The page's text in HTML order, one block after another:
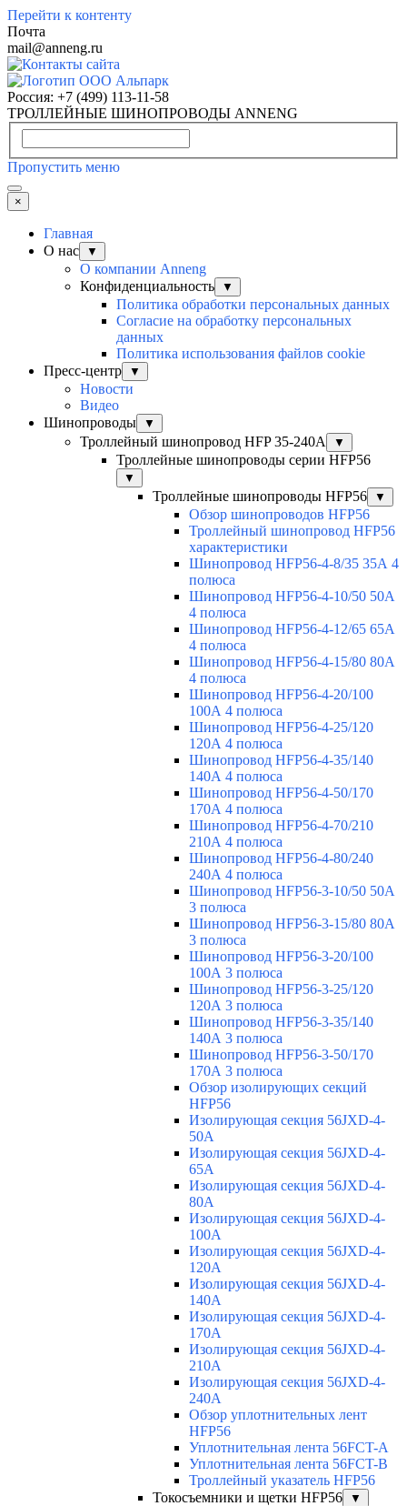
Перейти к контенту
Почта
mail@anneng.ru
Россия: +7 (499) 113-11-58
ТРОЛЛЕЙНЫЕ ШИНОПРОВОДЫ ANNENG
Пропустить меню
×
Главная
О нас
▼
О компании Anneng
Конфиденциальность
▼
Политика обработки персональных данных
Согласие на обработку персональных
данных
Политика использования файлов cookie
Пресс-центр
▼
Новости
Видео
Шинопроводы
▼
Троллейный шинопровод HFP 35-240А ▼
Троллейные шинопроводы серии HFP56
▼
Троллейные шинопроводы HFP56 ▼
Обзор шинопроводов HFP56
Троллейный шинопровод HFP56
характеристики
Шинопровод HFP56-4-8/35 35А 4
полюса
Шинопровод HFP56-4-10/50 50А
4 полюса
Шинопровод HFP56-4-12/65 65А
4 полюса
Шинопровод HFP56-4-15/80 80А
4 полюса
Шинопровод HFP56-4-20/100
100А 4 полюса
Шинопровод HFP56-4-25/120
120А 4 полюса
Шинопровод HFP56-4-35/140
140А 4 полюса
Шинопровод HFP56-4-50/170
170А 4 полюса
Шинопровод HFP56-4-70/210
210А 4 полюса
Шинопровод HFP56-4-80/240
240А 4 полюса
Шинопровод HFP56-3-10/50 50А
3 полюса
Шинопровод HFP56-3-15/80 80А
3 полюса
Шинопровод HFP56-3-20/100
100А 3 полюса
Шинопровод HFP56-3-25/120
120А 3 полюса
Шинопровод HFP56-3-35/140
140А 3 полюса
Шинопровод HFP56-3-50/170
170А 3 полюса
Обзор изолирующих секций
HFP56
Изолирующая секция 56JXD-4-
50A
Изолирующая секция 56JXD-4-
65A
Изолирующая секция 56JXD-4-
80A
Изолирующая секция 56JXD-4-
100A
Изолирующая секция 56JXD-4-
120A
Изолирующая секция 56JXD-4-
140A
Изолирующая секция 56JXD-4-
170A
Изолирующая секция 56JXD-4-
210A
Изолирующая секция 56JXD-4-
240A
Обзор уплотнительных лент
HFP56
Уплотнительная лента 56FCT-A
Уплотнительная лента 56FCT-B
Троллейный указатель HFP56
Токосъемники и щетки HFP56
▼